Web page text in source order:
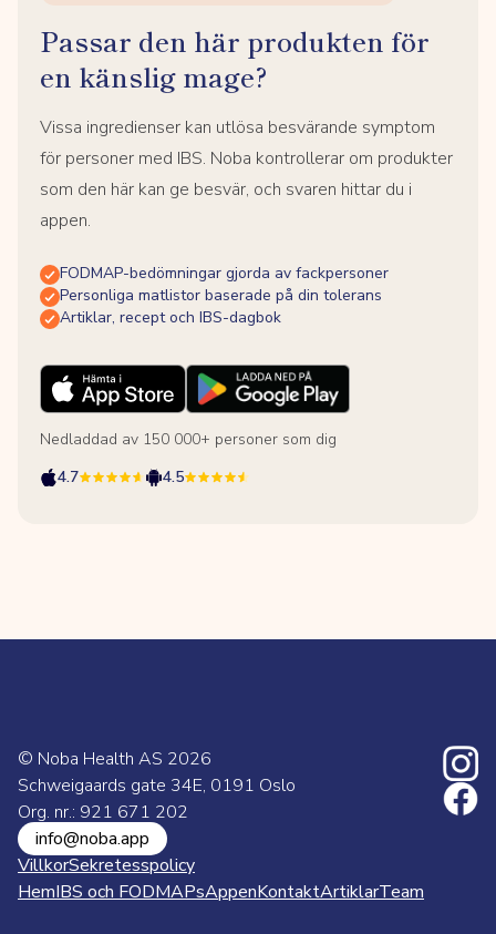
Passar den här produkten för
en känslig mage?
Vissa ingredienser kan utlösa besvärande symptom
för personer med IBS. Noba kontrollerar om produkter
som den här kan ge besvär, och svaren hittar du i
appen.
FODMAP-bedömningar gjorda av fackpersoner
Personliga matlistor baserade på din tolerans
Artiklar, recept och IBS-dagbok
Nedladdad av 150 000+ personer som dig
4.7
4.5
© Noba Health AS 2026
Schweigaards gate 34E, 0191 Oslo
Org. nr.: 921 671 202
info@noba.app
VillkorSekretesspolicy
HemIBS och FODMAPsAppenKontaktArtiklarTeam